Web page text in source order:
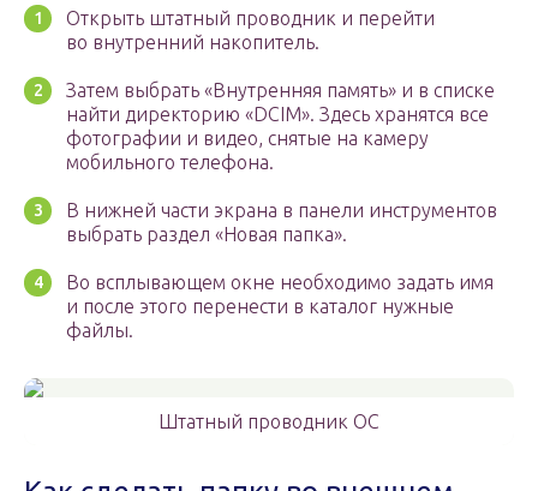
Открыть штатный проводник и перейти
во внутренний накопитель.
Затем выбрать «Внутренняя память» и в списке
найти директорию «DCIM». Здесь хранятся все
фотографии и видео, снятые на камеру
мобильного телефона.
В нижней части экрана в панели инструментов
выбрать раздел «Новая папка».
Во всплывающем окне необходимо задать имя
и после этого перенести в каталог нужные
файлы.
Штатный проводник ОС